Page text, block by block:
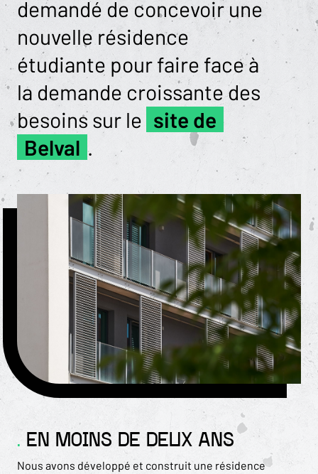
demandé de concevoir une
nouvelle résidence
étudiante pour faire face à
la demande croissante des
besoins sur le site de
Belval .
EN MOINS DE DEUX ANS
Nous avons développé et construit une résidence